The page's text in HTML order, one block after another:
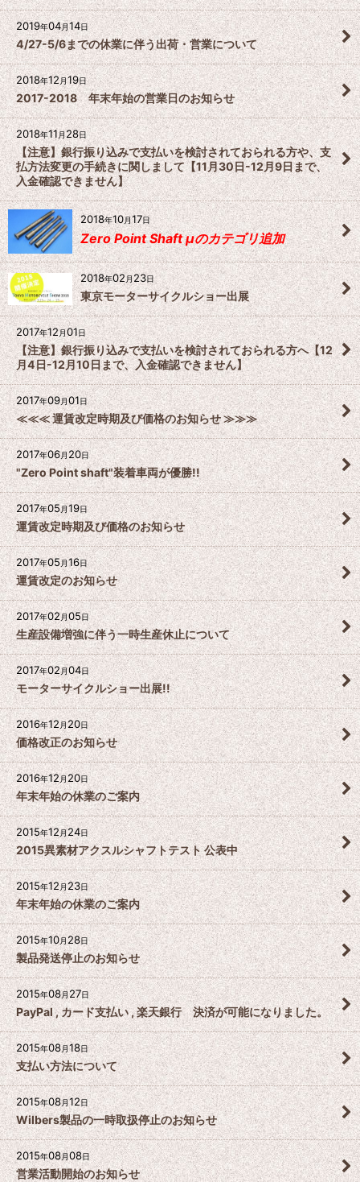
2019年04月14日
4/27-5/6までの休業に伴う出荷・営業について
2018年12月19日
2017-2018 年末年始の営業日のお知らせ
2018年11月28日
【注意】銀行振り込みで支払いを検討されておられる方や、支
払方法変更の手続きに関しまして【11月30日-12月9日まで、
入金確認できません】
2018年10月17日
Zero Point Shaft μのカテゴリ追加
2018年02月23日
東京モーターサイクルショー出展
2017年12月01日
【注意】銀行振り込みで支払いを検討されておられる方へ【12
月4日-12月10日まで、入金確認できません】
2017年09月01日
≪≪≪ 運賃改定時期及び価格のお知らせ ≫≫≫
2017年06月20日
"Zero Point shaft"装着車両が優勝!!
2017年05月19日
運賃改定時期及び価格のお知らせ
2017年05月16日
運賃改定のお知らせ
2017年02月05日
生産設備増強に伴う一時生産休止について
2017年02月04日
モーターサイクルショー出展!!
2016年12月20日
価格改正のお知らせ
2016年12月20日
年末年始の休業のご案内
2015年12月24日
2015異素材アクスルシャフトテスト 公表中
2015年12月23日
年末年始の休業のご案内
2015年10月28日
製品発送停止のお知らせ
2015年08月27日
PayPal , カード支払い , 楽天銀行 決済が可能になりました。
2015年08月18日
支払い方法について
2015年08月12日
Wilbers製品の一時取扱停止のお知らせ
2015年08月08日
営業活動開始のお知らせ